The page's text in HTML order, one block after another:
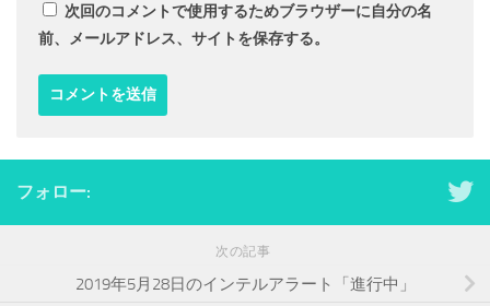
次回のコメントで使用するためブラウザーに自分の名
前、メールアドレス、サイトを保存する。
フォロー:
次の記事
2019年5月28日のインテルアラート「進行中」